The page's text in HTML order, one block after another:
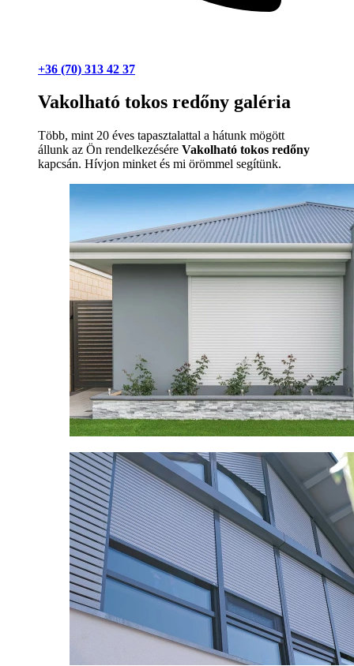
+36 (70) 313 42 37
Vakolható tokos redőny galéria
Több, mint 20 éves tapasztalattal a hátunk mögött
állunk az Ön rendelkezésére Vakolható tokos redőny
kapcsán. Hívjon minket és mi örömmel segítünk.